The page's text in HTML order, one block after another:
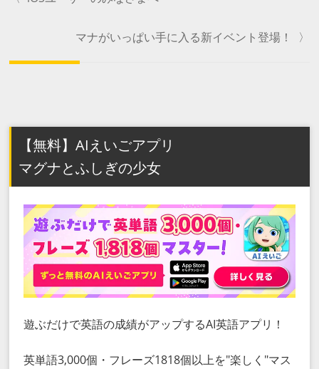
マナがいっぱい手に入る新イベント登場！ 〉
【無料】AIえいごアプリ
マグナとふしぎの少女
遊ぶだけで英語の成績がアップするAI英語アプリ！
英単語3,000個・フレーズ1818個以上を"楽しく"マス